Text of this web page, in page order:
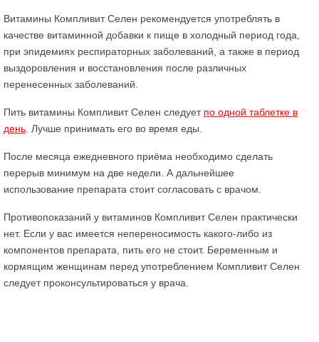
Витамины Компливит Селен рекомендуется употреблять в
качестве витаминной добавки к пище в холодный период года,
при эпидемиях респираторных заболеваний, а также в период
выздоровления и восстановления после различных
перенесенных заболеваний.
Пить витамины Компливит Селен следует по одной таблетке в
день . Лучше принимать его во время еды.
После месяца ежедневного приёма необходимо сделать
перерыв минимум на две недели. А дальнейшее
использование препарата стоит согласовать с врачом.
Противопоказаний у витаминов Компливит Селен практически
нет. Если у вас имеется непереносимость какого-либо из
компонентов препарата, пить его не стоит. Беременным и
кормящим женщинам перед употреблением Компливит Селен
следует проконсультироваться у врача.